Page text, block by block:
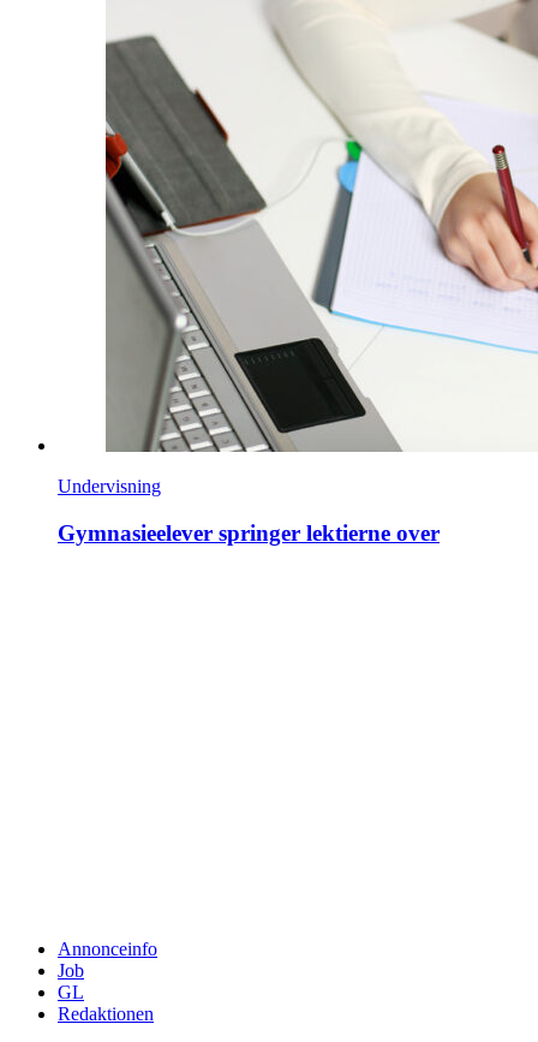
Undervisning
Gymnasieelever springer lektierne over
Annonceinfo
Job
GL
Redaktionen